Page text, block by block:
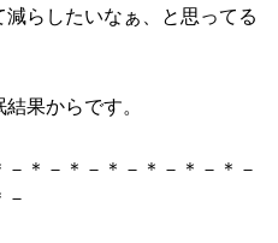
らしたいなぁ、と思ってる
果からです。
＊－＊－＊－＊－＊－＊－